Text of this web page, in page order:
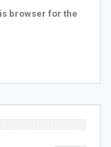
browser for the